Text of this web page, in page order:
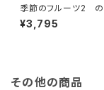
季節のフルーツ2 の
¥3,795
その他の商品